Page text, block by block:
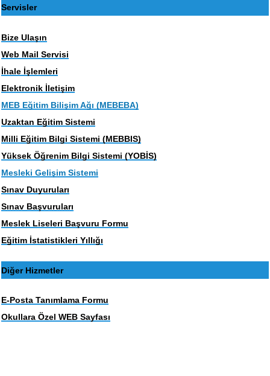
Servisler
Bize Ulaşın
Web Mail Servisi
İhale İşlemleri
Elektronik İletişim
MEB Eğitim Bilişim Ağı (MEBEBA)
Uzaktan Eğitim Sistemi
Milli Eğitim Bilgi Sistemi (MEBBIS)
Yüksek Öğrenim Bilgi Sistemi (YOBİS)
Mesleki Gelişim Sistemi
Sınav Duyuruları
Sınav Başvuruları
Meslek Liseleri Başvuru Formu
Eğitim İstatistikleri Yıllığı
Diğer Hizmetler
E-Posta Tanımlama Formu
Okullara Özel WEB Sayfası